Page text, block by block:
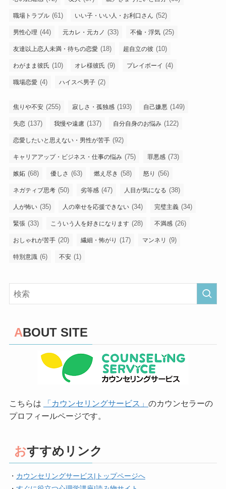
職場トラブル (61) いい子・いい人・お利口さん (52)
男性心理 (44) 元カレ・元カノ (33) 不倫・浮気 (25)
友達以上恋人未満・待ちの恋愛 (18) 超自立の彼 (10)
わがまま彼氏 (10) オレ様彼氏 (9) プレイボーイ (4)
職場恋愛 (4) ハイスペ男子 (2)
焦りや不安 (255) 寂しさ・孤独感 (193) 自己嫌悪 (149)
失恋 (137) 我慢や遠慮 (137) 自分自身のお悩み (122)
恋愛したいと思えない・男性が苦手 (92)
キャリアアップ・ビジネス・仕事の悩み (75) 罪悪感 (73)
嫉妬 (68) 優しさ (63) 燃え尽き (58) 怒り (56)
ネガティブ思考 (50) 劣等感 (47) 人目が気になる (38)
人が怖い (35) 人の幸せを応援できない (34) 完璧主義 (34)
緊張 (33) こういう人を好きになります (28) 不満感 (26)
おしゃれが苦手 (20) 繊細・怖がり (17) マンネリ (9)
特別意識 (6) 不安 (1)
ABOUT SITE
こちらは 「カウンセリングサービス」 のカウンセラーの
プロフィールページです。
おすすめリンク
・ カウンセリングサービス|トップページへ